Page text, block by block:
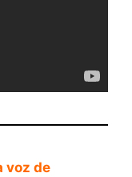
voz de